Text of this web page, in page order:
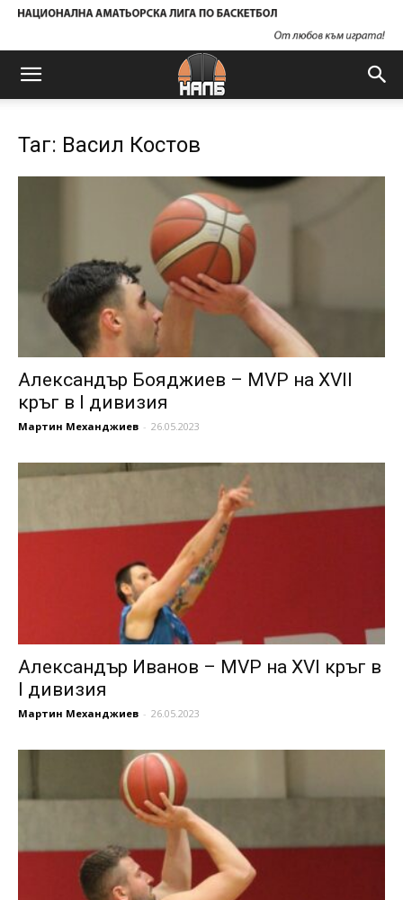
Таг: Васил Костов
Александър Бояджиев – MVP на XVII
кръг в I дивизия
Мартин Механджиев - 26.05.2023
Александър Иванов – MVP на XVI кръг в
I дивизия
Мартин Механджиев - 26.05.2023